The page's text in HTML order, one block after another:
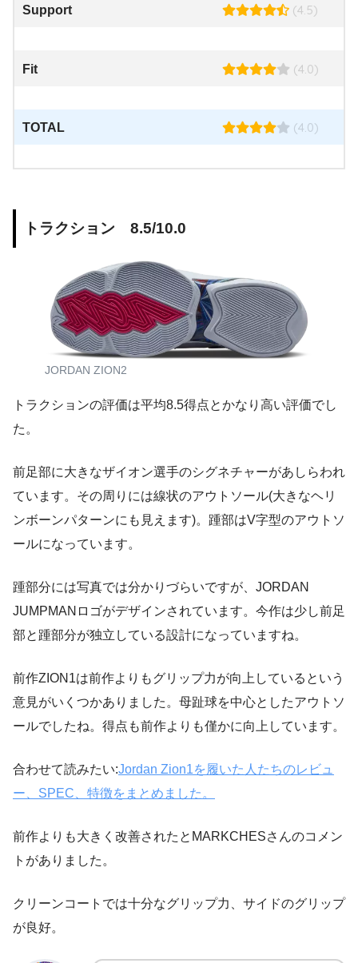
Support (4.5)
Fit (4.0)
TOTAL (4.0)
トラクション 8.5/10.0
JORDAN ZION2
トラクションの評価は平均8.5得点とかなり高い評価でし
た。
前足部に大きなザイオン選手のシグネチャーがあしらわれ
ています。その周りには線状のアウトソール(大きなヘリ
ンボーンパターンにも見えます)。踵部はV字型のアウトソ
ールになっています。
踵部分には写真では分かりづらいですが、JORDAN
JUMPMANロゴがデザインされています。今作は少し前足
部と踵部分が独立している設計になっていますね。
前作ZION1は前作よりもグリップ力が向上しているという
意見がいくつかありました。母趾球を中心としたアウトソ
ールでしたね。得点も前作よりも僅かに向上しています。
合わせて読みたい:Jordan Zion1を履いた人たちのレビュ
ー、SPEC、特徴をまとめました。
前作よりも大きく改善されたとMARKCHESさんのコメン
トがありました。
クリーンコートでは十分なグリップ力、サイドのグリップ
が良好。